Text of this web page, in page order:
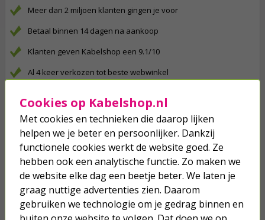
Meer dan 2 miljoen klanten gingen je voor
Betaal binnen 14 dagen na aankoop
Klanten geven Kabelshop een 9.1/10
Al 4 keer verkozen tot beste webwinkel
Anderen kochten ook...
Knoopcel batterij CR2032 - Varta
(Lithium, 3 V)
0,80
Cijferslot fiets | AXA | 120 cm (Ø 3.5
mm, Basic Safety)
Cookies op Kabelshop.nl
Met cookies en technieken die daarop lijken
helpen we je beter en persoonlijker. Dankzij
functionele cookies werkt de website goed. Ze
hebben ook een analytische functie. Zo maken we
de website elke dag een beetje beter. We laten je
graag nuttige advertenties zien. Daarom
gebruiken we technologie om je gedrag binnen en